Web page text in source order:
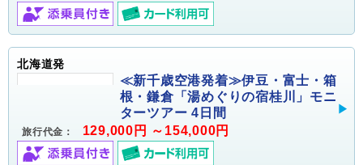
北海道発
≪新千歳空港発着≫伊豆・富士・箱
根・鎌倉「湯めぐりの宿桂川」モニ
ターツアー 4日間
旅行代金： 129,000円 ～154,000円